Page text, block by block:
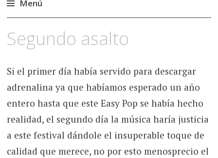
Menú
al
contenido
Segundo asalto
Si el primer día había servido para descargar
adrenalina ya que habíamos esperado un año
entero hasta que este Easy Pop se había hecho
realidad, el segundo día la música haría justicia
a este festival dándole el insuperable toque de
calidad que merece, no por esto menosprecio el